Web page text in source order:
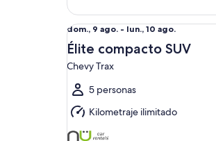
Del
dom.,
9
ago.
al
lun.,
10
ago.
dom., 9 ago. - lun., 10 ago.
Élite compacto SUV
Chevy Trax
5 personas
Kilometraje ilimitado
Élite compacto SUV Chevy Trax